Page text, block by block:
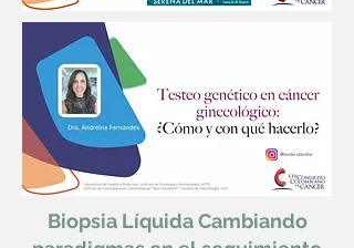
Biopsia Líquida Cambiando